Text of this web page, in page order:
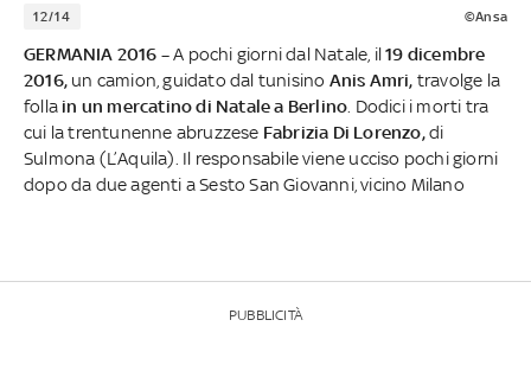
12/14 ©Ansa
GERMANIA 2016 –A pochi giorni dal Natale, il19 dicembre
2016, un camion, guidato dal tunisino Anis Amri, travolge la
folla in un mercatino di Natale a Berlino . Dodici i morti tra
cui la trentunenne abruzzese Fabrizia Di Lorenzo,di
Sulmona (L’Aquila). Il responsabile viene ucciso pochi giorni
dopo da due agenti a Sesto San Giovanni, vicino Milano
PUBBLICITÀ